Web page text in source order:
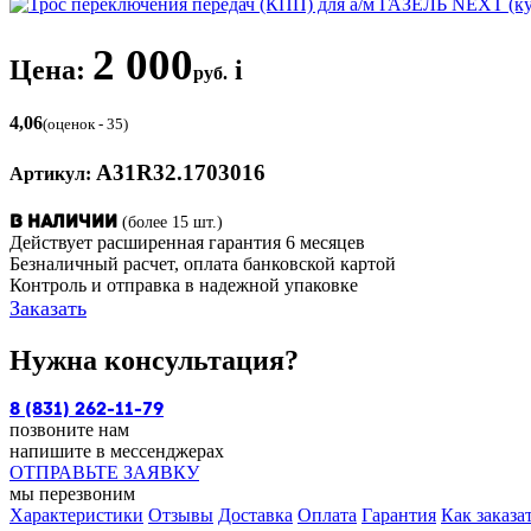
Цена: 2 000руб. i
4,06(оценок - 35)
Артикул: A31R32.1703016
В наличии (более 15 шт.)
Действует расширенная гарантия 6 месяцев
Безналичный расчет, оплата банковской картой
Контроль и отправка в надежной упаковке
Заказать
Нужна консультация?
8 (831) 262-11-79
позвоните нам
напишите в мессенджерах
ОТПРАВЬТЕ ЗАЯВКУ
мы перезвоним
Характеристики Отзывы Доставка Оплата Гарантия Как